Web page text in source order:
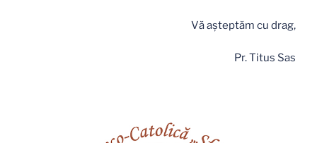
Vă aşteptăm cu drag,
Pr. Titus Sas